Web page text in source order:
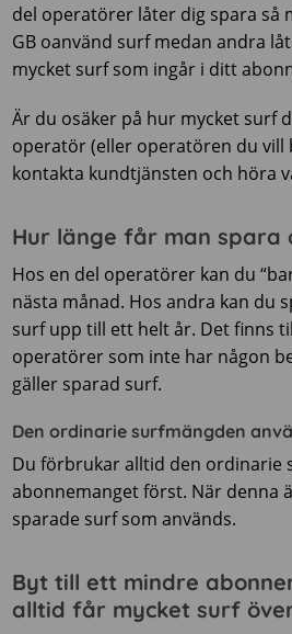
del operatörer låter dig spara så
GB oanvänd surf medan andra
mycket surf som ingår i ditt
Är du osäker på hur mycket surf
operatör (eller operatören du vill
kontakta kundtjänsten och höra
Hur länge får man spara
Hos en del operatörer kan du
nästa månad. Hos andra kan du
surf upp till ett helt år. Det finns
operatörer som inte har någon
gäller sparad surf.
Den ordinarie surfmängden
Du förbrukar alltid den ordinarie
abonnemanget först. När denna
sparade surf som används.
Byt till ett mindre
alltid får mycket surf